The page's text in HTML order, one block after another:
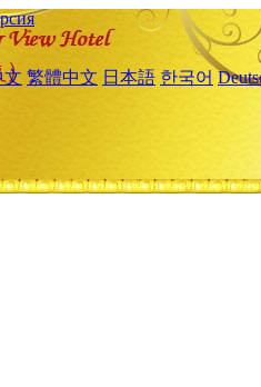
文 繁體中文 日本語 한국어